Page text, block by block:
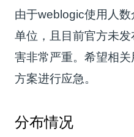
由于weblogic使用人
单位，且目前官方未
害非常严重。希望相
方案进行应急。
分布情况